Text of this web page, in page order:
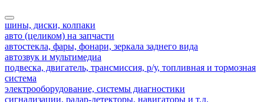
шины, диски, колпаки
авто (целиком) на запчасти
автостекла, фары, фонари, зеркала заднего вида
автозвук и мультимедиа
подвеска, двигатель, трансмиссия, р/у, топливная и тормозная
система
электрооборудование, системы диагностики
сигнализации, радар-детекторы, навигаторы и т.д.